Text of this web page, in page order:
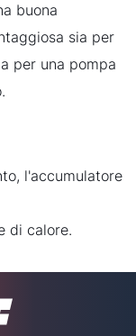
buona
sia per
per una pompa
l'accumulatore
di calore.